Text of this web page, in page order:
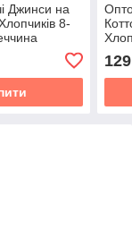
Джинси на
8-